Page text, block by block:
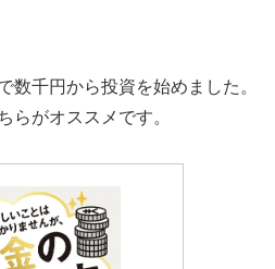
数千円から投資を始めました。
らがオススメです。